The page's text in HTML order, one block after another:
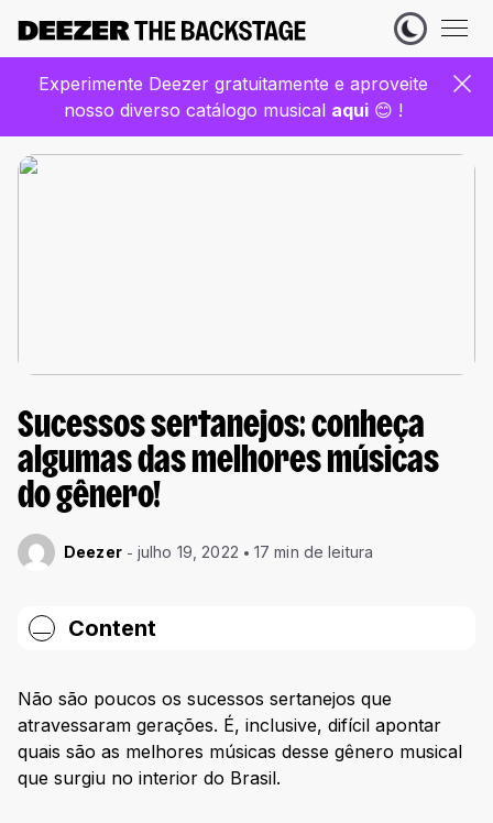
Experimente Deezer gratuitamente e aproveite
nosso diverso catálogo musical aqui 😊 !
Sucessos sertanejos: conheça
algumas das melhores músicas
do gênero!
Deezer julho 19, 2022 17 min de leitura
Content
Pense em Mim – Leandro e Leonardo
O Grande Amor da Minha Vida – Gian e Giovani
Não são poucos os sucessos sertanejos que
atravessaram gerações. É, inclusive, difícil apontar
quais são as melhores músicas desse gênero musical
que surgiu no interior do Brasil.